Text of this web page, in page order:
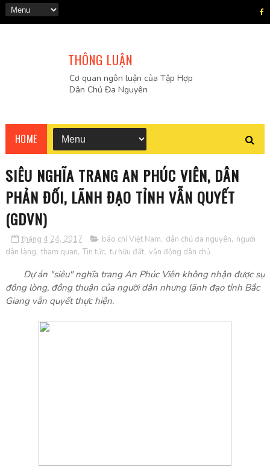
THÔNG LUẬN
Cơ quan ngôn luận của Tập Hợp
Dân Chủ Đa Nguyên
HOME
SIÊU NGHĨA TRANG AN PHÚC VIÊN, DÂN
PHẢN ĐỐI, LÃNH ĐẠO TỈNH VẪN QUYẾT
(GDVN)
tháng 4 24, 2017 báo chí Việt Nam, dân chủ đa nguyên, người
dân làng, tham quan, Tin tức, tư hữu đất, vận động dân chủ
Dự án "siêu" nghĩa trang An Phúc Viên không nhận được sự
đồng lòng, đồng thuận của người dân nhưng lãnh đạo tỉnh Bắc
Giang vẫn quyết thực hiện.